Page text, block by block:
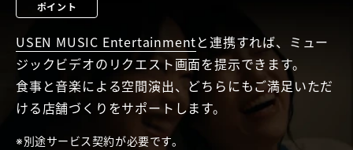
ポイント
USEN MUSIC Entertainmentと連携すれば、ミュー
ジックビデオのリクエスト画面を提示できます。
食事と音楽による空間演出、どちらにもご満足いただ
ける店舗づくりをサポートします。
別途サービス契約が必要です。